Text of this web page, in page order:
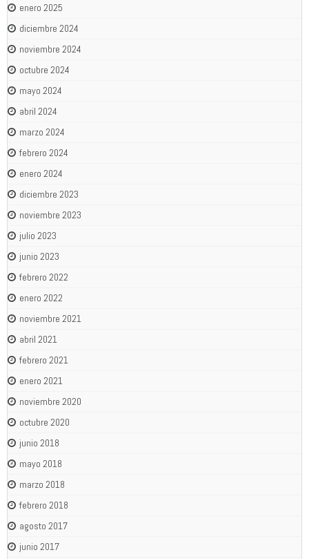
enero 2025
diciembre 2024
noviembre 2024
octubre 2024
mayo 2024
abril 2024
marzo 2024
febrero 2024
enero 2024
diciembre 2023
noviembre 2023
julio 2023
junio 2023
febrero 2022
enero 2022
noviembre 2021
abril 2021
febrero 2021
enero 2021
noviembre 2020
octubre 2020
junio 2018
mayo 2018
marzo 2018
febrero 2018
agosto 2017
junio 2017